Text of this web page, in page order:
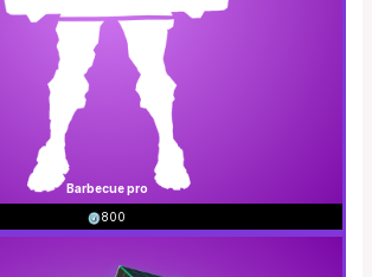
Barbecue pro
800